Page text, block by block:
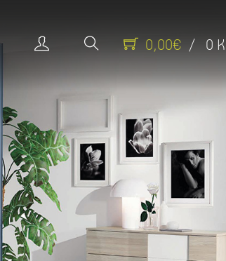
0,00€ / 0